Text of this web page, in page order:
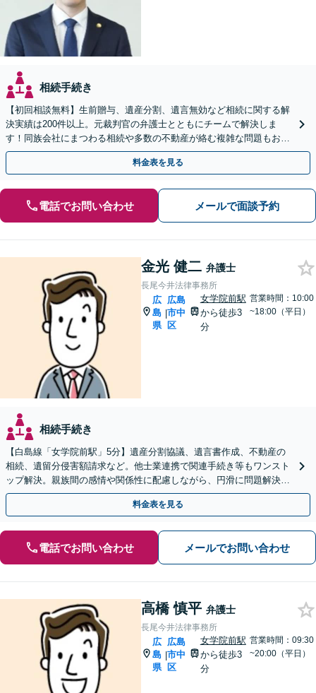
相続手続き
【初回相談無料】生前贈与、遺産分割、遺言無効など相続に関する解
決実績は200件以上。元裁判官の弁護士とともにチームで解決しま
す！同族会社にまつわる相続や多数の不動産が絡む複雑な問題もお任
せ【生前対策】相続トラブルを未然に防ぐアドバイスも可
料金表を見る
電話でお問い合わせ メールで面談予約
金光 健二 弁護士
長尾今井法律事務所
広
島
県
|
広島
市中
区
女学院前駅
から徒歩3
分
営業時間：10:00
~18:00（平日）
相続手続き
【白島線「女学院前駅」5分】遺産分割協議、遺言書作成、不動産の
相続、遺留分侵害額請求など。他士業連携で関連手続き等もワンスト
ップ解決。親族間の感情や関係性に配慮しながら、円滑に問題解決へ
【初回相談無料】
料金表を見る
電話でお問い合わせ メールでお問い合わせ
高橋 慎平 弁護士
長尾今井法律事務所
広
島
県
|
広島
市中
区
女学院前駅
から徒歩3
分
営業時間：09:30
~20:00（平日）